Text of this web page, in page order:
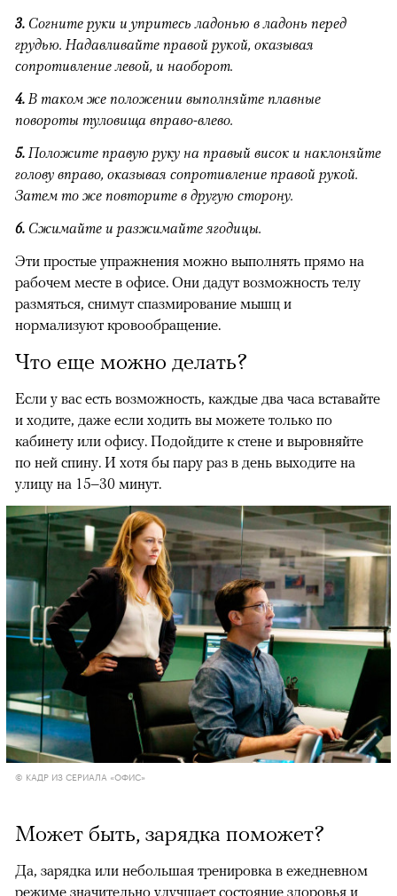
3. Согните руки и упритесь ладонью в ладонь перед
грудью. Надавливайте правой рукой, оказывая
сопротивление левой, и наоборот.
4. В таком же положении выполняйте плавные
повороты туловища вправо-влево.
5. Положите правую руку на правый висок и наклоняйте
голову вправо, оказывая сопротивление правой рукой.
Затем то же повторите в другую сторону.
6. Сжимайте и разжимайте ягодицы.
Эти простые упражнения можно выполнять прямо на
рабочем месте в офисе. Они дадут возможность телу
размяться, снимут спазмирование мышц и
нормализуют кровообращение.
Что еще можно делать?
Если у вас есть возможность, каждые два часа вставайте
и ходите, даже если ходить вы можете только по
кабинету или офису. Подойдите к стене и выровняйте
по ней спину. И хотя бы пару раз в день выходите на
улицу на 15–30 минут.
© КАДР ИЗ СЕРИАЛА «ОФИС»
Может быть, зарядка поможет?
Да, зарядка или небольшая тренировка в ежедневном
режиме значительно улучшает состояние здоровья и